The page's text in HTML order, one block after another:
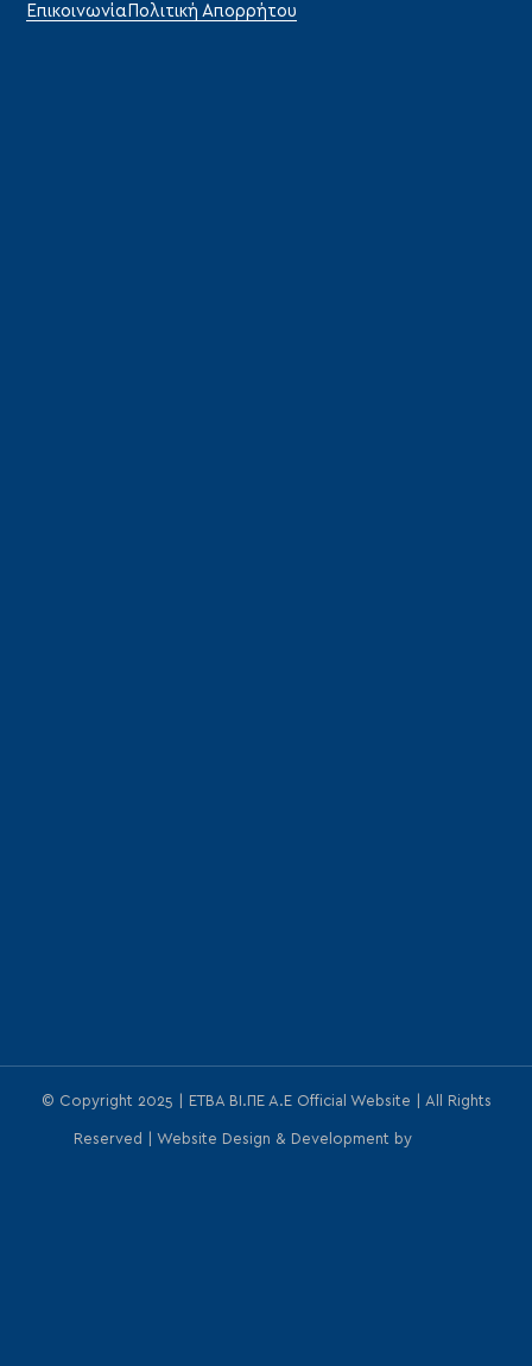
Επικοινωνία Πολιτική Απορρήτου
© Copyright 2025 | ΕΤΒΑ ΒΙ.ΠΕ Α.Ε Official Website | All Rights
Reserved | Website Design & Development by